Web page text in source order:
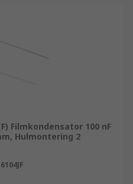
Filmkondensator 100 nF
Hulmontering 2